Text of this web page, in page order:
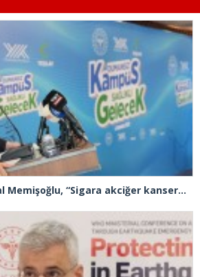
Sağlık Bakanı Kemal Memişoğlu, “Sigara akciğer kanserinde Türkiye’yi dünyada 1 numara yaptı”